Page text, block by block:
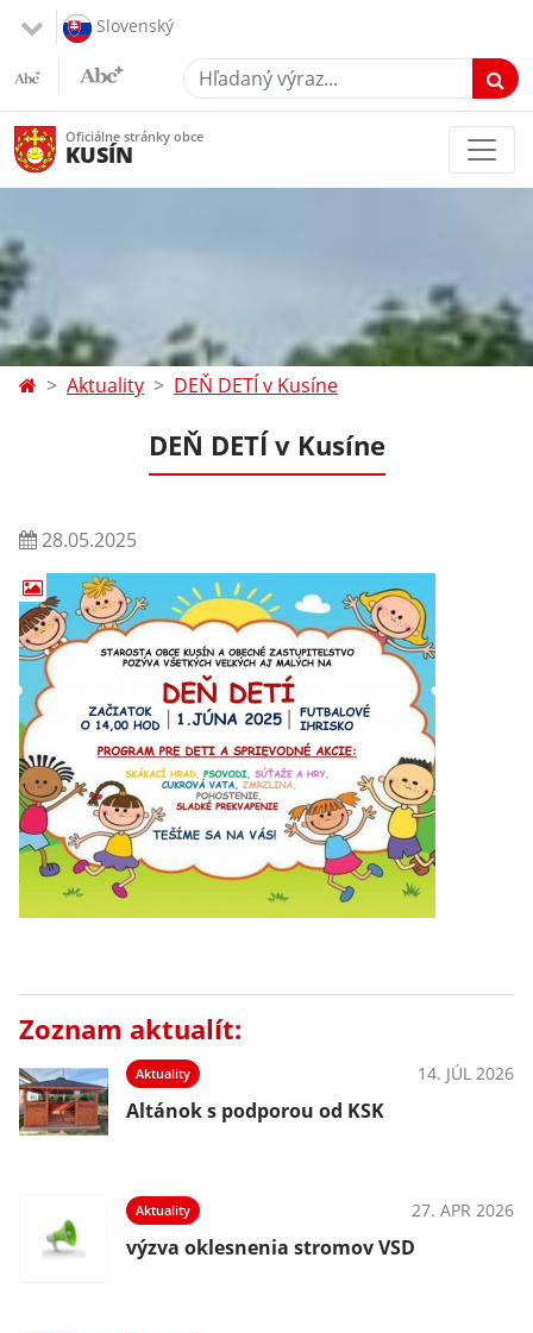
Slovenský
Hľadaný výraz...
Oficiálne stránky obce
KUSÍN
Aktuality DEŇ DETÍ v Kusíne
DEŇ DETÍ v Kusíne
28.05.2025
Zoznam aktualít:
Aktuality 14. JÚL 2026
Altánok s podporou od KSK
Aktuality 27. APR 2026
výzva oklesnenia stromov VSD